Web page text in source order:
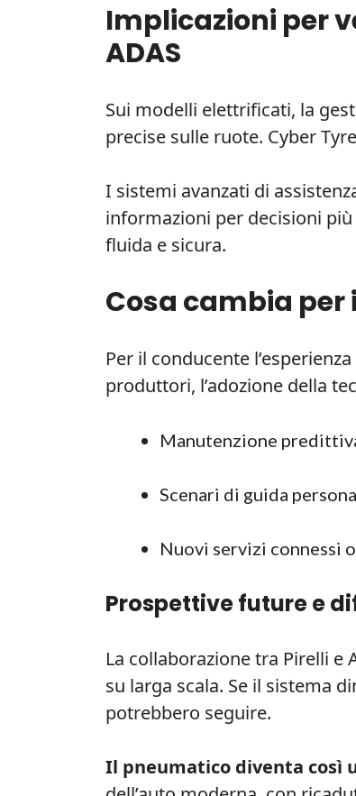
Implicazioni per
ADAS
Sui modelli elettrificati, la
precise sulle ruote. Cyber
I sistemi avanzati di
informazioni per decisioni
fluida e sicura.
Cosa cambia
Per il conducente
produttori, l’adozione della
Manutenzione
Scenari di guida
Nuovi servizi connessi
Prospettive future e
La collaborazione tra Pirelli e
su larga scala. Se il sistema
potrebbero seguire.
Il pneumatico diventa così